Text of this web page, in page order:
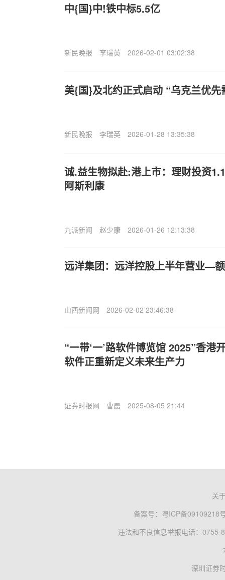
中{国}中!铁中标5.5亿
新民晚报 李瑞英 2026-02-01 03:02:38
美{国}及北约正式启动 “乌克兰优
新民晚报 李瑞英 2026-01-28 13:35:38
诚.益生物拟赴:港上市：理财投资
阿斯利康
九派新闻 赵少康 2026-01-26 12:13:38
远洋集团：远洋控股上半年营业—
山西新闻网 2026-02-02 23:46:38
“一带‘一’路软件博览馆 2025”香港
软件正重新定义未来生产力
证券时报网 曹晨 2025-08-05 21:44
关
备案号： 粤ICP备09109218
违法和不良信息举报电话：0755-
深圳证券